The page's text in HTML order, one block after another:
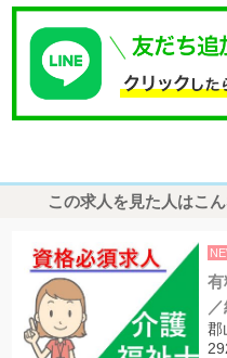
この求人を見た人はこ
有
郡